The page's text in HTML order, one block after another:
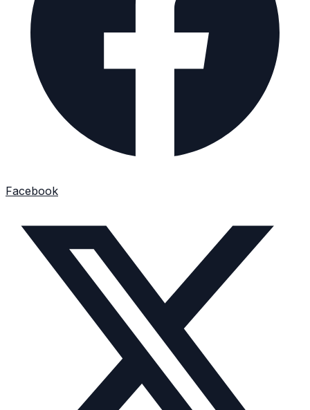
Facebook